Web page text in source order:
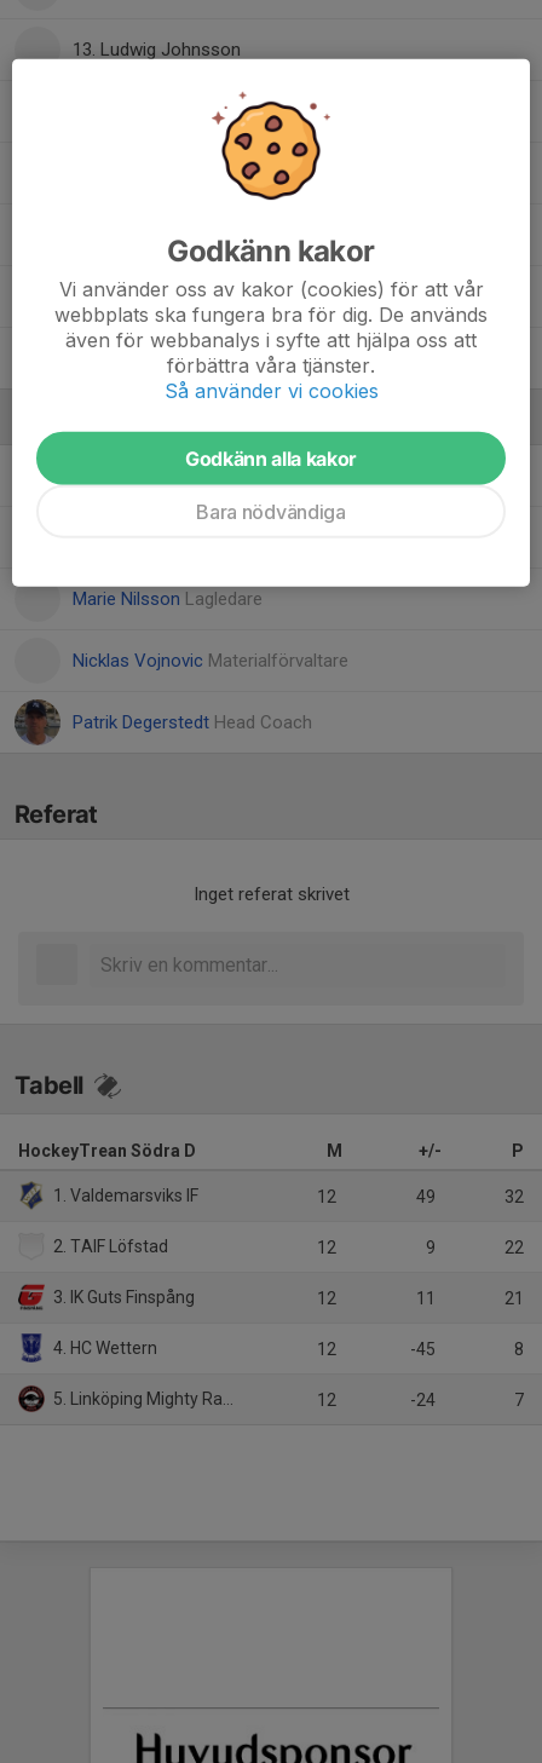
13. Ludwig Johnsson
93. Petrus Lindeborg
88. Simon Agebrink
67. Totte Vejkabo
8. William Johnsson
Marie Nilsson Lagledare
Nicklas Vojnovic Materialförvaltare
Patrik Degerstedt Head Coach
Referat
Inget referat skrivet
Tabell
HockeyTrean Södra D M +/- P
1. Valdemarsviks IF 12 49 32
2. TAIF Löfstad 12 9 22
3. IK Guts Finspång 12 11 21
4. HC Wettern 12 -45 8
5. Linköping Mighty Ravens HC 12 -24 7
Godkänn kakor
Vi använder oss av kakor (cookies) för att vår
webbplats ska fungera bra för dig. De används
även för webbanalys i syfte att hjälpa oss att
förbättra våra tjänster.
Så använder vi cookies
Godkänn alla kakor
Bara nödvändiga